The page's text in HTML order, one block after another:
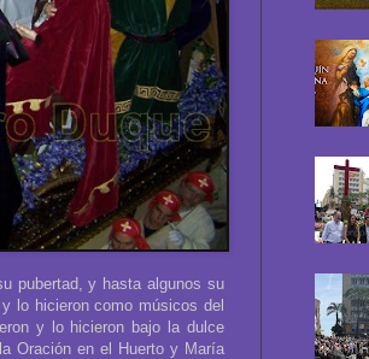
pubertad, y hasta algunos su
lo hicieron como músicos del
y lo hicieron bajo la dulce
Oración en el Huerto y María